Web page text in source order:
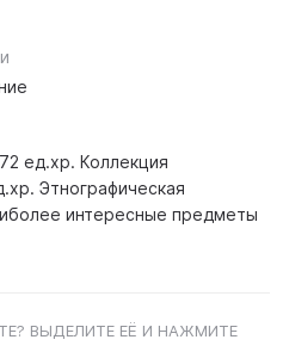
ед.хр. Коллекция
Этнографическая
интересные предметы
ВЫДЕЛИТЕ ЕЁ И НАЖМИТЕ